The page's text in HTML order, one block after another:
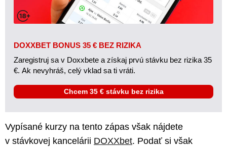
DOXXBET BONUS 35 € BEZ RIZIKA
Zaregistruj sa v Doxxbete a získaj prvú stávku bez rizika 35
€. Ak nevyhráš, celý vklad sa ti vráti.
Chcem 35 € stávku bez rizika
Vypísané kurzy na tento zápas však nájdete
v stávkovej kancelárii DOXXbet. Podať si však